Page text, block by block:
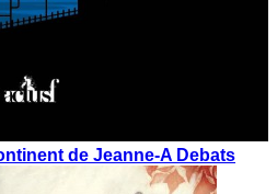
de Jeanne-A Debats